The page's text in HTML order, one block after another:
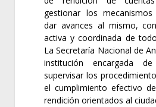
gestionar los
dar avances al mismo,
activa y coordinada de
La Secretaría Nacional de
institución encargada
supervisar los
el cumplimiento efectivo
rendición orientados al